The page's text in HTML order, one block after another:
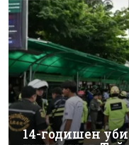
14-годишен